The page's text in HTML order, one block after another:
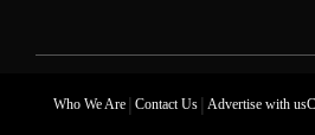
Who We Are| Contact Us| Advertise with us